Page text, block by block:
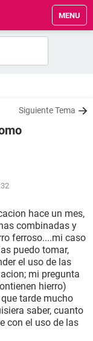
MENU
Siguiente Tema
hace un mes,
combinadas y
ferroso....mi caso
puedo tomar,
el uso de las
mi pregunta
hierro)
tarde mucho
saber, cuanto
con el uso de las